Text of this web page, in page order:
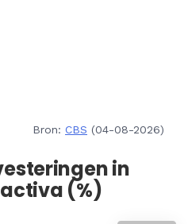
Bron: CBS (04-08-2026)
in
(%)